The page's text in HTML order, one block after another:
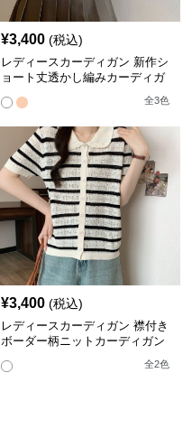
¥3,400 (税込)
レディースカーディガン 新作シ
ョート丈透かし編みカーディガ
全3色
¥3,400 (税込)
レディースカーディガン 襟付き
ボーダー柄ニットカーディガン
全2色